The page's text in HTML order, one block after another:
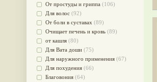
От простуды и гриппа (106)
Для волос (92)
От боли в суставах (89)
Очищает печень и кровь (89)
от кашля (80)
Для Вата доши (75)
Для наружного применения (67)
Для похудения (66)
Благовония (64)